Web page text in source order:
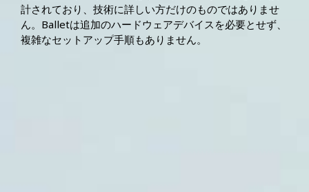
計されており、技術に詳しい方だけのものではありませ
ん。Balletは追加のハードウェアデバイスを必要とせず、
複雑なセットアップ手順もありません。